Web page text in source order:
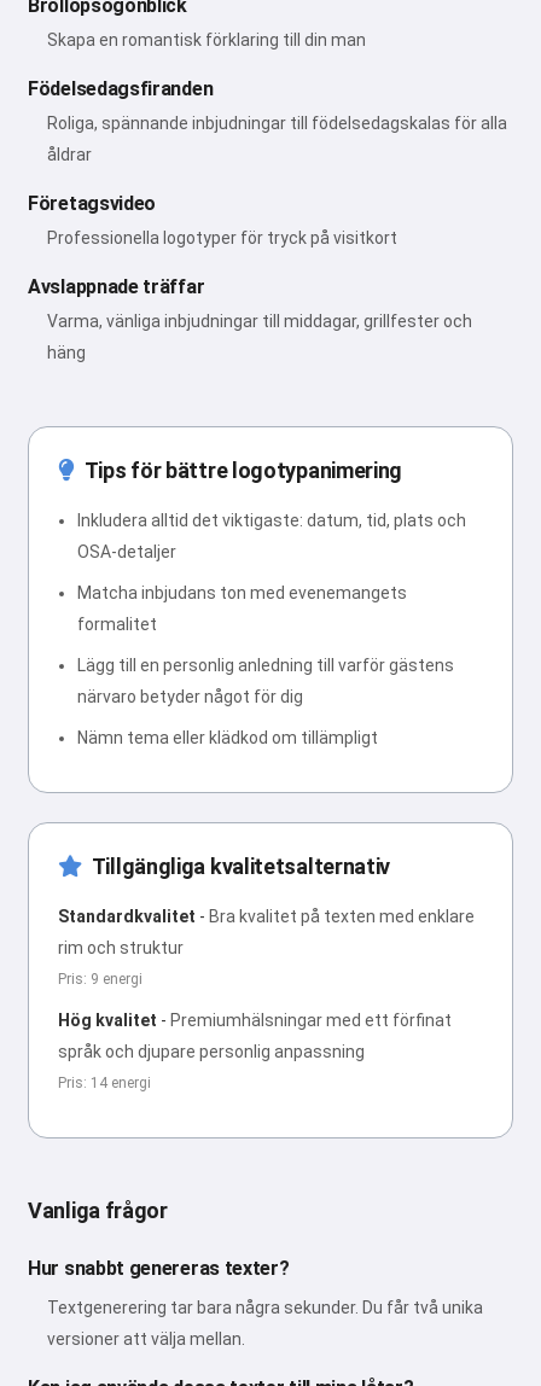
Bröllopsögonblick
Skapa en romantisk förklaring till din man
Födelsedagsfiranden
Roliga, spännande inbjudningar till födelsedagskalas för alla
åldrar
Företagsvideo
Professionella logotyper för tryck på visitkort
Avslappnade träffar
Varma, vänliga inbjudningar till middagar, grillfester och
häng
Tips för bättre logotypanimering
Inkludera alltid det viktigaste: datum, tid, plats och
OSA-detaljer
Matcha inbjudans ton med evenemangets
formalitet
Lägg till en personlig anledning till varför gästens
närvaro betyder något för dig
Nämn tema eller klädkod om tillämpligt
Tillgängliga kvalitetsalternativ
Standardkvalitet - Bra kvalitet på texten med enklare
rim och struktur
Pris: 9 energi
Hög kvalitet - Premiumhälsningar med ett förfinat
språk och djupare personlig anpassning
Pris: 14 energi
Vanliga frågor
Hur snabbt genereras texter?
Textgenerering tar bara några sekunder. Du får två unika
versioner att välja mellan.